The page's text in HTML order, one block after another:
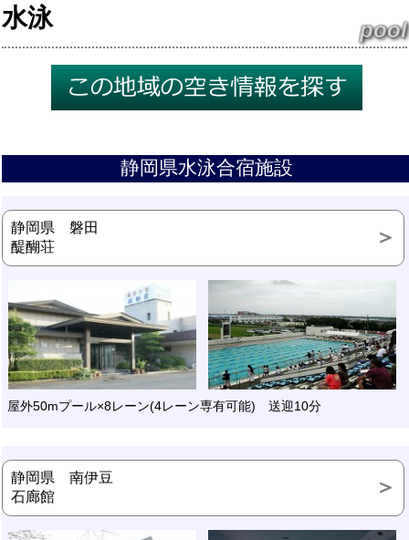
水泳 pool
静岡県水泳合宿施設
静岡県 磐田
醍醐荘
屋外50mプール×8レーン(4レーン専有可能) 送迎10分
静岡県 南伊豆
石廊館